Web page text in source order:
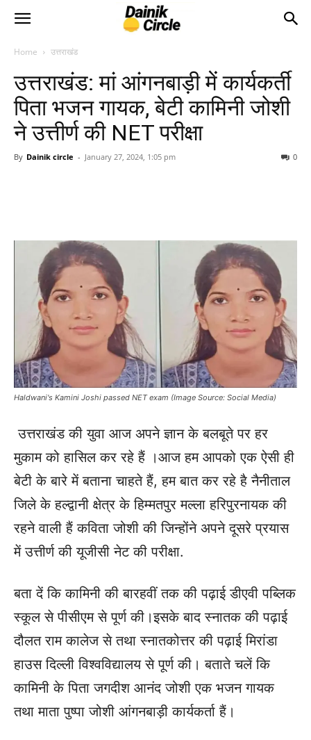
Home उत्तराखंड
उत्तराखंड: मां आंगनबाड़ी में कार्यकर्ती
पिता भजन गायक, बेटी कामिनी जोशी
ने उत्तीर्ण की NET परीक्षा
By Dainik circle - January 27, 2024, 1:05 pm 0
Haldwani's Kamini Joshi passed NET exam (Image Source: Social Media)
उत्तराखंड की युवा आज अपने ज्ञान के बलबूते पर हर
मुकाम को हासिल कर रहे हैं ।आज हम आपको एक ऐसी ही
बेटी के बारे में बताना चाहते हैं, हम बात कर रहे है नैनीताल
जिले के हल्द्वानी क्षेत्र के हिम्मतपुर मल्ला हरिपुरनायक की
रहने वाली हैं कविता जोशी की जिन्होंने अपने दूसरे प्रयास
में उत्तीर्ण की यूजीसी नेट की परीक्षा.
बता दें कि कामिनी की बारहवीं तक की पढ़ाई डीएवी पब्लिक
स्कूल से पीसीएम से पूर्ण की।इसके बाद स्नातक की पढ़ाई
दौलत राम कालेज से तथा स्नातकोत्तर की पढ़ाई मिरांडा
हाउस दिल्ली विश्वविद्यालय से पूर्ण की। बताते चलें कि
कामिनी के पिता जगदीश आनंद जोशी एक भजन गायक
तथा माता पुष्पा जोशी आंगनबाड़ी कार्यकर्ता हैं।